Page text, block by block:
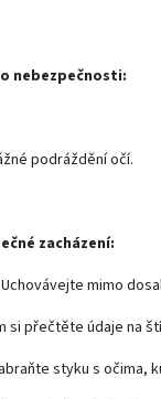
nebezpečnosti:
podráždění očí.
zacházení:
mimo
si přečtěte údaje na
styku s očima,